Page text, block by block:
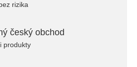
rizika
český obchod
produkty